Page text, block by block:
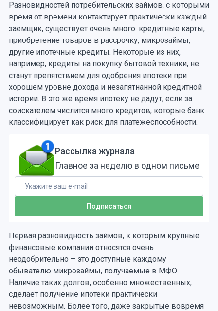
Разновидностей потребительских займов, с которыми
время от времени контактирует практически каждый
заемщик, существует очень много: кредитные карты,
приобретение товаров в рассрочку, микрозаймы,
другие ипотечные кредиты. Некоторые из них,
например, кредиты на покупку бытовой техники, не
станут препятствием для одобрения ипотеки при
хорошем уровне дохода и незапятнанной кредитной
истории. В это же время ипотеку не дадут, если за
соискателем числится много кредитов, которые банк
классифицирует как риск для платежеспособности.
Рассылка журнала
Главное за неделю в одном письме
Первая разновидность займов, к которым крупные
финансовые компании относятся очень
неодобрительно – это доступные каждому
обывателю микрозаймы, получаемые в МФО.
Наличие таких долгов, особенно множественных,
сделает получение ипотеки практически
невозможным. Более того, даже закрытые вовремя